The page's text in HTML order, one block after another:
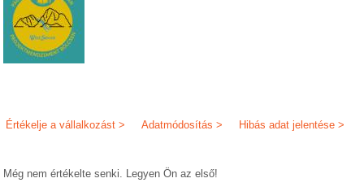
Hibás adat jelentése >
Adatmódosítás >
Értékelje a vállalkozást >
Még nem értékelte senki. Legyen Ön az első!